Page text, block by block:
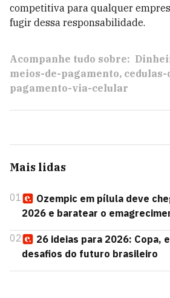
competitiva para qualquer
fugir dessa responsabilidade.
Acompanhe tudo sobre:
meios-de-pagamento
pagamento-via-celular
Mais lidas
01
Ozempic em pílula deve
2026 e baratear o
02
26 ideias para 2026: Copa,
desafios do futuro brasileiro